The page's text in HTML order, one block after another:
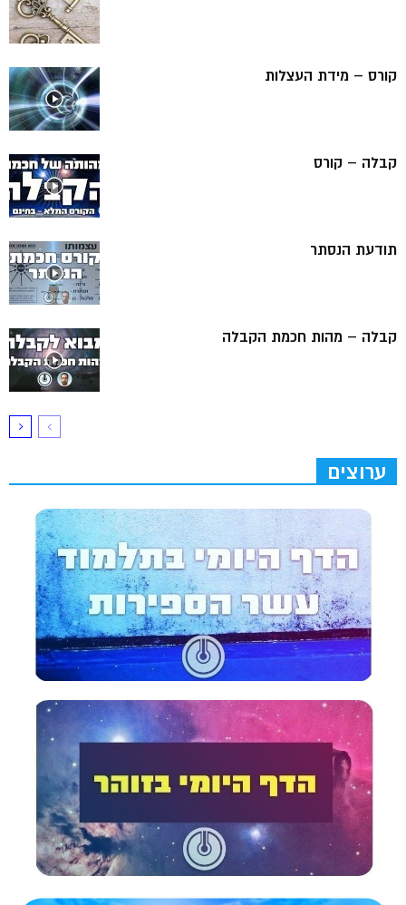
קורס – מידת העצלות
קבלה – קורס
תודעת הנסתר
קבלה – מהות חכמת הקבלה
ערוצים